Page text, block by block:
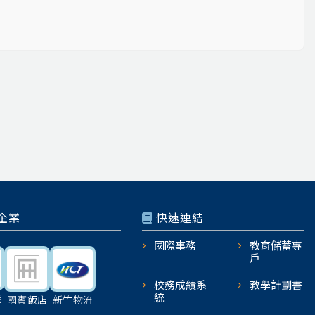
業
國賓飯店 新竹物流
快速連結
國際事務
教育儲蓄專
戶
校務成績系
統
教學計劃書